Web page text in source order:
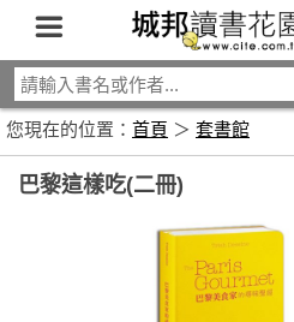
您現在的位置： 首頁 ＞ 套書館
巴黎這樣吃(二冊)